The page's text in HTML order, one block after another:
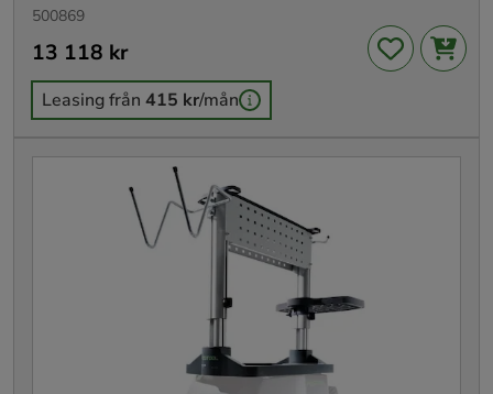
500869
Pris :13 118 kr
13 118 kr
Leasing från 415 kr/mån